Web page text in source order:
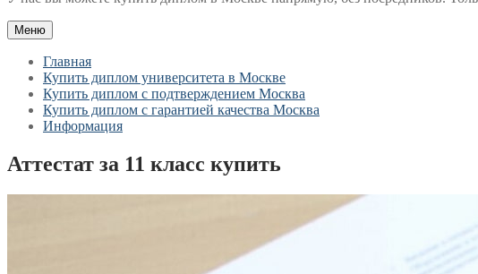
Меню
Главная
Купить диплом университета в Москве
Купить диплом с подтверждением Москва
Купить диплом с гарантией качества Москва
Информация
Аттестат за 11 класс купить